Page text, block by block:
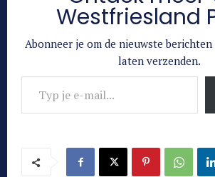
Westfriesland
Abonneer je om de nieuwste
laten verzenden.
Typ je e-mail...